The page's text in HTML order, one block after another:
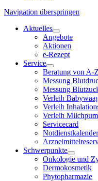
Navigation überspringen
Aktuelles
Angebote
Aktionen
e-Rezept
Service
Beratung von A-Z
Messung
Messung
Verleih
Verleih
Verleih
Servicecard
Notdienstkalender
Schwerpunkte
Onkologie und
Dermokosmetik
Phytopharmazie